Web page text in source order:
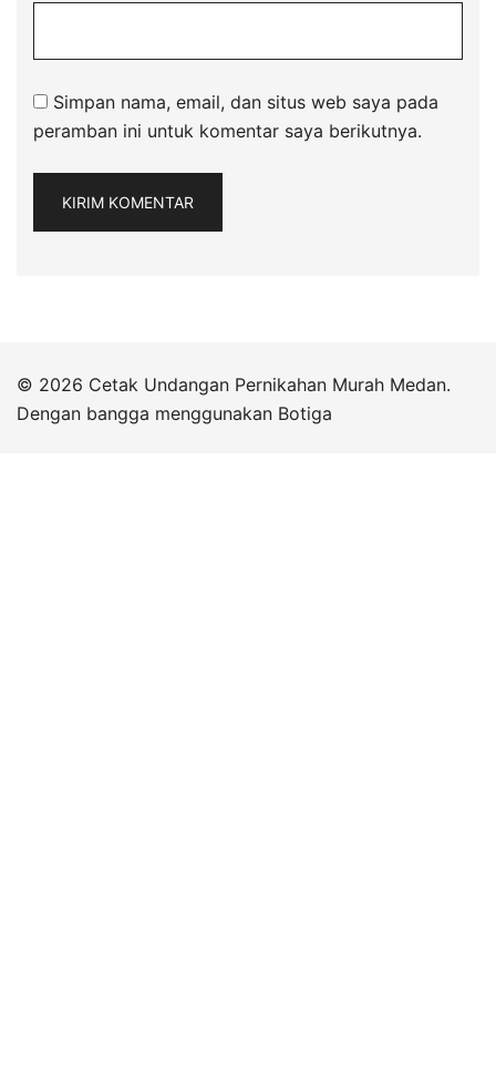
Simpan nama, email, dan situs web saya pada
peramban ini untuk komentar saya berikutnya.
© 2026 Cetak Undangan Pernikahan Murah Medan.
Dengan bangga menggunakan Botiga